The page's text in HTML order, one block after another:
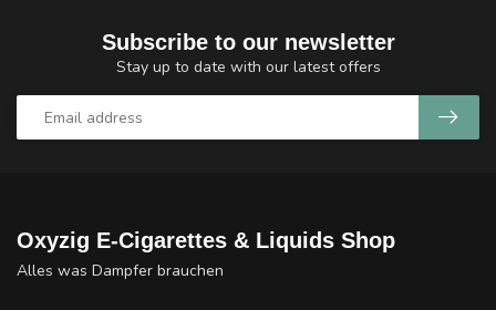
Subscribe to our newsletter
Stay up to date with our latest offers
Oxyzig E-Cigarettes & Liquids Shop
Alles was Dampfer brauchen